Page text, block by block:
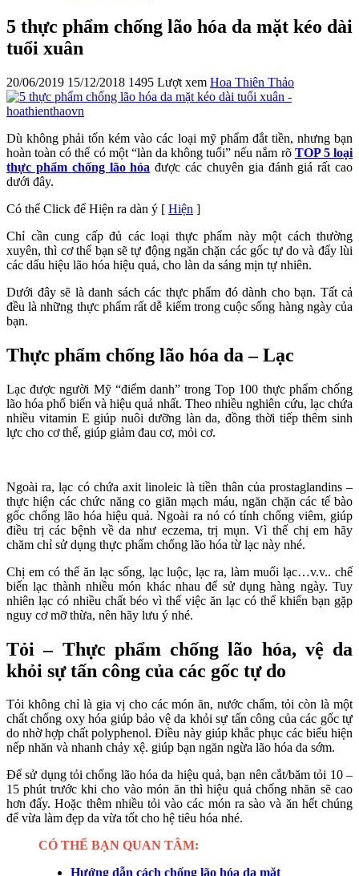
5 thực phẩm chống lão hóa da mặt kéo dài
tuổi xuân
20/06/2019 15/12/2018 1495 Lượt xem Hoa Thiên Thảo
Dù không phải tốn kém vào các loại mỹ phẩm đắt tiền, nhưng bạn
hoàn toàn có thể có một “làn da không tuổi” nếu nắm rõ TOP 5 loại
thực phẩm chống lão hóa được các chuyên gia đánh giá rất cao
dưới đây.
Có thể Click để Hiện ra dàn ý [ Hiện ]
Chỉ cần cung cấp đủ các loại thực phẩm này một cách thường
xuyên, thì cơ thể bạn sẽ tự động ngăn chặn các gốc tự do và đẩy lùi
các dấu hiệu lão hóa hiệu quả, cho làn da sáng mịn tự nhiên.
Dưới đây sẽ là danh sách các thực phẩm đó dành cho bạn. Tất cả
đều là những thực phẩm rất dễ kiếm trong cuộc sống hàng ngày của
bạn.
Thực phẩm chống lão hóa da – Lạc
Lạc được người Mỹ “điểm danh” trong Top 100 thực phẩm chống
lão hóa phổ biến và hiệu quả nhất. Theo nhiều nghiên cứu, lạc chứa
nhiều vitamin E giúp nuôi dưỡng làn da, đồng thời tiếp thêm sinh
lực cho cơ thể, giúp giảm đau cơ, mỏi cơ.
Ngoài ra, lạc có chứa axit linoleic là tiền thân của prostaglandins –
thực hiện các chức năng co giãn mạch máu, ngăn chặn các tế bào
gốc chống lão hóa hiệu quả. Ngoài ra nó có tính chống viêm, giúp
điều trị các bệnh về da như eczema, trị mụn. Vì thế chị em hãy
chăm chỉ sử dụng thực phẩm chống lão hóa từ lạc này nhé.
Chị em có thể ăn lạc sống, lạc luộc, lạc ra, làm muối lạc…v.v.. chế
biến lạc thành nhiều món khác nhau để sử dụng hàng ngày. Tuy
nhiên lạc có nhiều chất béo vì thế việc ăn lạc có thể khiến bạn gặp
nguy cơ mỡ thừa, nên hãy lưu ý nhé.
Tỏi – Thực phẩm chống lão hóa, vệ da
khỏi sự tấn công của các gốc tự do
Tỏi không chỉ là gia vị cho các món ăn, nước chấm, tỏi còn là một
chất chống oxy hóa giúp bảo vệ da khỏi sự tấn công của các gốc tự
do nhờ hợp chất polyphenol. Điều này giúp khắc phục các biểu hiện
nếp nhăn và nhanh chảy xệ. giúp bạn ngăn ngừa lão hóa da sớm.
Để sử dụng tỏi chống lão hóa da hiệu quả, bạn nên cắt/băm tỏi 10 –
15 phút trước khi cho vào món ăn thì hiệu quả chống nhăn sẽ cao
hơn đấy. Hoặc thêm nhiều tỏi vào các món ra sào và ăn hết chúng
để vừa làm đẹp da vừa tốt cho hệ tiêu hóa nhé.
CÓ THỂ BẠN QUAN TÂM:
Hướng dẫn cách chống lão hóa da mặt